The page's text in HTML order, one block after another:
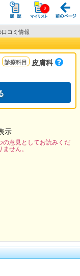
口コミ情報
皮膚科
示
の意見としてお読みくだ
せん。